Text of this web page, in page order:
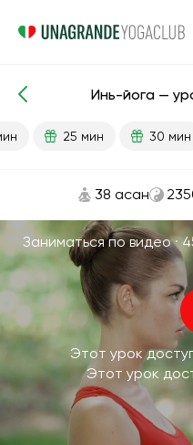
Готовые уроки
Инь-йога —
25 мин 30 мин
38 асан
Заниматься по видео ·
Этот урок
Этот урок